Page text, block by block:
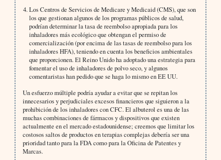
Los Centros de Servicios de Medicare y Medicaid (CMS), que son
los que gestionan algunos de los programas públicos de salud,
podrían determinar la tasa de reembolso apropiada para los
inhaladores más ecológico que obtengan el permiso de
comercialización (por encima de las tasas de reembolso para los
inhaladores HFA), teniendo en cuenta los beneficios ambientales
que proporcionen. El Reino Unido ha adoptado una estrategia para
fomentar el uso de inhaladores de polvo seco, y algunos
comentaristas han pedido que se haga lo mismo en EE UU.
Un esfuerzo múltiple podría ayudar a evitar que se repitan los
innecesarios y perjudiciales excesos financieros que siguieron a la
prohibición de los inhaladores con CFC. El albuterol es una de las
muchas combinaciones de fármacos y dispositivos que existen
actualmente en el mercado estadounidense; creemos que limitar los
costosos saltos de productos en terapias complejas debería ser una
prioridad tanto para la FDA como para la Oficina de Patentes y
Marcas.